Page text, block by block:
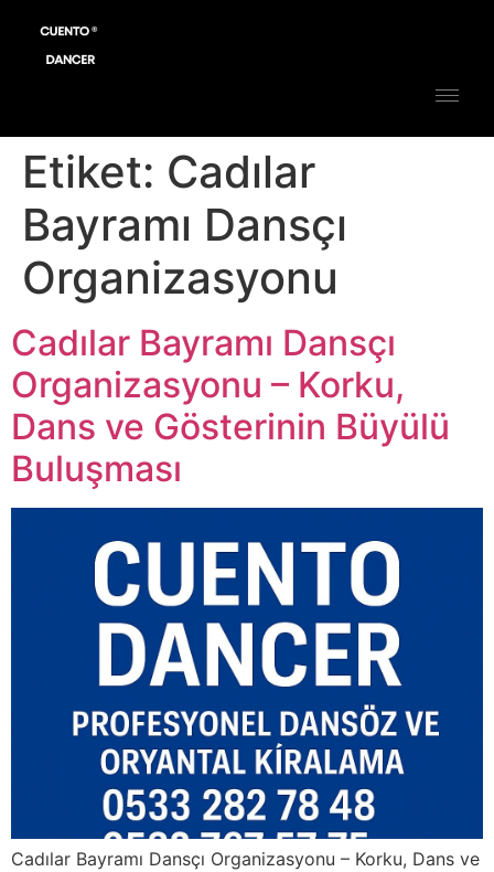
Etiket: Cadılar
Bayramı Dansçı
Organizasyonu
Cadılar Bayramı Dansçı
Organizasyonu – Korku,
Dans ve Gösterinin Büyülü
Buluşması
Cadılar Bayramı Dansçı Organizasyonu – Korku, Dans ve